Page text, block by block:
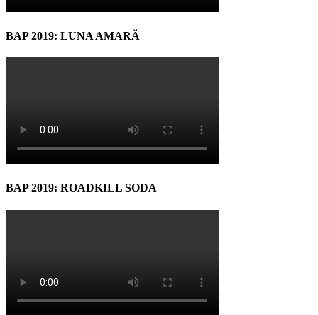
BAP 2019: LUNA AMARĂ
BAP 2019: ROADKILL SODA